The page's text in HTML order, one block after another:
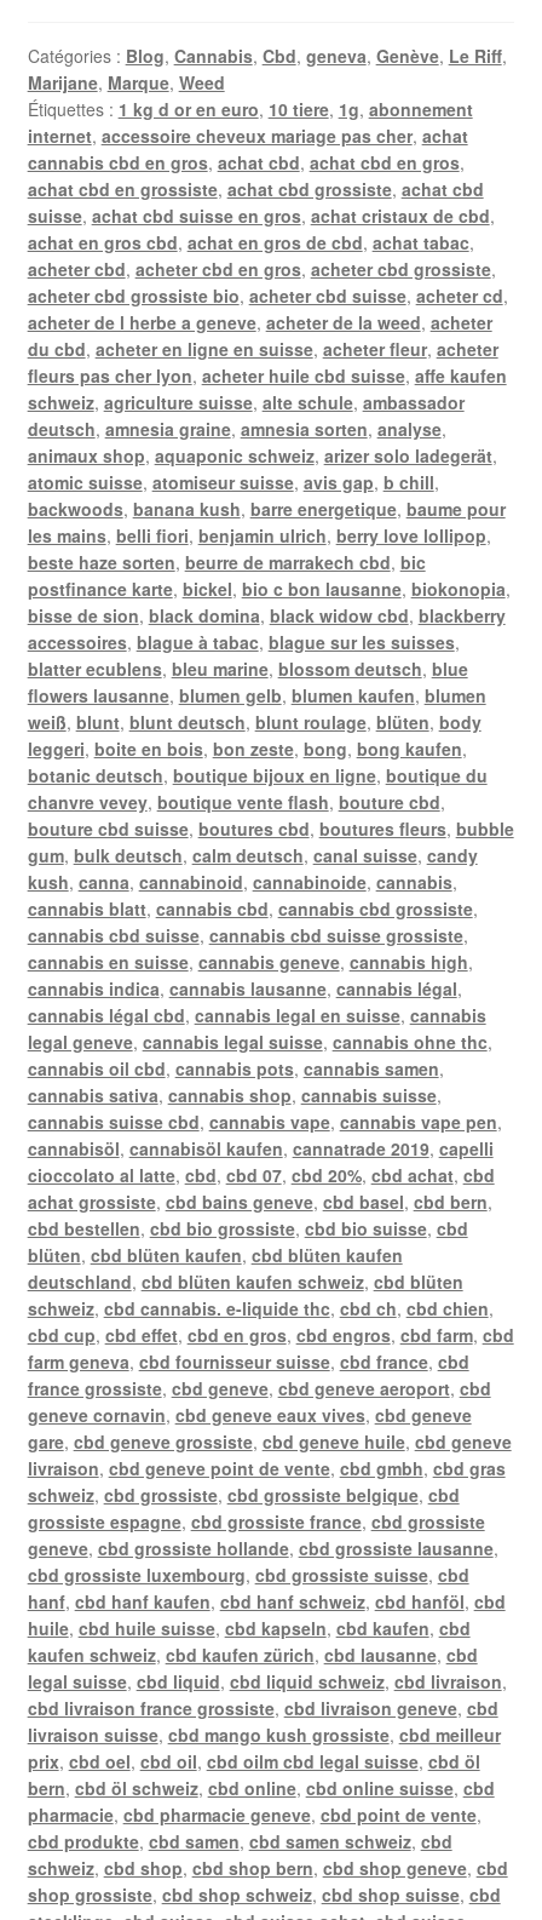
Catégories : Blog, Cannabis, Cbd, geneva, Genève, Le Riff,
Marijane, Marque, Weed
Étiquettes : 1 kg d or en euro, 10 tiere, 1g, abonnement
internet, accessoire cheveux mariage pas cher, achat
cannabis cbd en gros, achat cbd, achat cbd en gros,
achat cbd en grossiste, achat cbd grossiste, achat cbd
suisse, achat cbd suisse en gros, achat cristaux de cbd,
achat en gros cbd, achat en gros de cbd, achat tabac,
acheter cbd, acheter cbd en gros, acheter cbd grossiste,
acheter cbd grossiste bio, acheter cbd suisse, acheter cd,
acheter de l herbe a geneve, acheter de la weed, acheter
du cbd, acheter en ligne en suisse, acheter fleur, acheter
fleurs pas cher lyon, acheter huile cbd suisse, affe kaufen
schweiz, agriculture suisse, alte schule, ambassador
deutsch, amnesia graine, amnesia sorten, analyse,
animaux shop, aquaponic schweiz, arizer solo ladegerät,
atomic suisse, atomiseur suisse, avis gap, b chill,
backwoods, banana kush, barre energetique, baume pour
les mains, belli fiori, benjamin ulrich, berry love lollipop,
beste haze sorten, beurre de marrakech cbd, bic
postfinance karte, bickel, bio c bon lausanne, biokonopia,
bisse de sion, black domina, black widow cbd, blackberry
accessoires, blague à tabac, blague sur les suisses,
blatter ecublens, bleu marine, blossom deutsch, blue
flowers lausanne, blumen gelb, blumen kaufen, blumen
weiß, blunt, blunt deutsch, blunt roulage, blüten, body
leggeri, boite en bois, bon zeste, bong, bong kaufen,
botanic deutsch, boutique bijoux en ligne, boutique du
chanvre vevey, boutique vente flash, bouture cbd,
bouture cbd suisse, boutures cbd, boutures fleurs, bubble
gum, bulk deutsch, calm deutsch, canal suisse, candy
kush, canna, cannabinoid, cannabinoide, cannabis,
cannabis blatt, cannabis cbd, cannabis cbd grossiste,
cannabis cbd suisse, cannabis cbd suisse grossiste,
cannabis en suisse, cannabis geneve, cannabis high,
cannabis indica, cannabis lausanne, cannabis légal,
cannabis légal cbd, cannabis legal en suisse, cannabis
legal geneve, cannabis legal suisse, cannabis ohne thc,
cannabis oil cbd, cannabis pots, cannabis samen,
cannabis sativa, cannabis shop, cannabis suisse,
cannabis suisse cbd, cannabis vape, cannabis vape pen,
cannabisöl, cannabisöl kaufen, cannatrade 2019, capelli
cioccolato al latte, cbd, cbd 07, cbd 20%, cbd achat, cbd
achat grossiste, cbd bains geneve, cbd basel, cbd bern,
cbd bestellen, cbd bio grossiste, cbd bio suisse, cbd
blüten, cbd blüten kaufen, cbd blüten kaufen
deutschland, cbd blüten kaufen schweiz, cbd blüten
schweiz, cbd cannabis. e-liquide thc, cbd ch, cbd chien,
cbd cup, cbd effet, cbd en gros, cbd engros, cbd farm, cbd
farm geneva, cbd fournisseur suisse, cbd france, cbd
france grossiste, cbd geneve, cbd geneve aeroport, cbd
geneve cornavin, cbd geneve eaux vives, cbd geneve
gare, cbd geneve grossiste, cbd geneve huile, cbd geneve
livraison, cbd geneve point de vente, cbd gmbh, cbd gras
schweiz, cbd grossiste, cbd grossiste belgique, cbd
grossiste espagne, cbd grossiste france, cbd grossiste
geneve, cbd grossiste hollande, cbd grossiste lausanne,
cbd grossiste luxembourg, cbd grossiste suisse, cbd
hanf, cbd hanf kaufen, cbd hanf schweiz, cbd hanföl, cbd
huile, cbd huile suisse, cbd kapseln, cbd kaufen, cbd
kaufen schweiz, cbd kaufen zürich, cbd lausanne, cbd
legal suisse, cbd liquid, cbd liquid schweiz, cbd livraison,
cbd livraison france grossiste, cbd livraison geneve, cbd
livraison suisse, cbd mango kush grossiste, cbd meilleur
prix, cbd oel, cbd oil, cbd oilm cbd legal suisse, cbd öl
bern, cbd öl schweiz, cbd online, cbd online suisse, cbd
pharmacie, cbd pharmacie geneve, cbd point de vente,
cbd produkte, cbd samen, cbd samen schweiz, cbd
schweiz, cbd shop, cbd shop bern, cbd shop geneve, cbd
shop grossiste, cbd shop schweiz, cbd shop suisse, cbd